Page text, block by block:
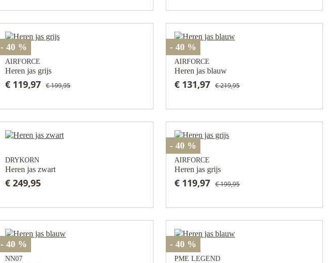
- 40 %
AIRFORCE
Heren jas grijs
€ 119,97 € 199,95
- 40 %
AIRFORCE
Heren jas blauw
€ 131,97 € 219,95
DRYKORN
Heren jas zwart
€ 249,95
- 40 %
AIRFORCE
Heren jas grijs
€ 119,97 € 199,95
- 40 %
NN07
- 40 %
PME LEGEND